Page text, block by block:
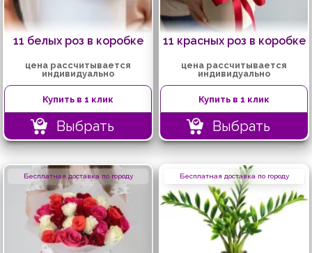
11 белых роз в коробке
цена рассчитывается
индивидуально
Купить в 1 клик
Выбрать
11 красных роз в коробке
цена рассчитывается
индивидуально
Купить в 1 клик
Выбрать
Бесплатная доставка по городу Бесплатная доставка по городу